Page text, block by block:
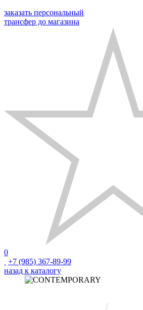
заказать персональный
трансфер до магазина
0
+7 (985) 367-89-99
назад к каталогу